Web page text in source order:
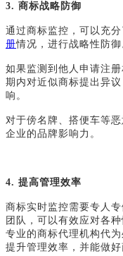
3. 商标战略防御
通过商标监控，可以充
册情况，进行战略性防御
如果监测到他人申请注
期内对近似商标提出异
响。
对于傍名牌、搭便车等
企业的品牌影响力。
4. 提高管理效率
商标实时监控需要专人
团队，可以有效应对各
专业的商标代理机构代
提升管理效率，并能做好